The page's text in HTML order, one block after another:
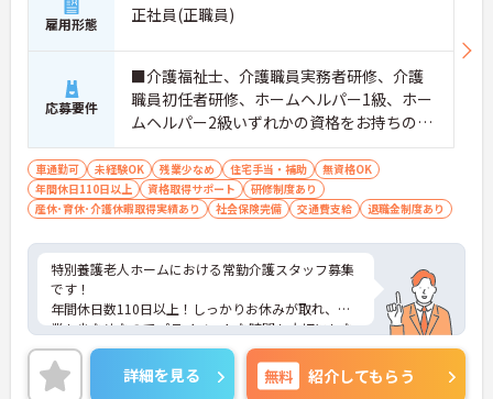
雇用形態 正社員(正職員)
応募要件
■介護福祉士、介護職員実務者研修、介護
職員初任者研修、ホームヘルパー1級、ホー
ムヘルパー2級いずれかの資格をお持ちの方
※経験があれば尚可 ■普通自動車運転免許
（AT限定可）
車通勤可 未経験OK 残業少なめ 住宅手当・補助
無資格OK
年間休日110日以上
資格取得サポート
研修制度あり
産休･育休･介護休暇取得実績あり
社会保険完備 交通費支給 退職金制度あり
特別養護老人ホームにおける常勤介護スタッフ募集
です！
年間休日数110日以上！しっかりお休みが取れ、残
業も少なめなのでプライベートな時間も大切にしな
がら働けます！
ご興味ある方には、面接のポイントなど、さらに詳
細をお話致しますのでお気軽にご相談ください。
詳細を見る 無料 紹介してもらう